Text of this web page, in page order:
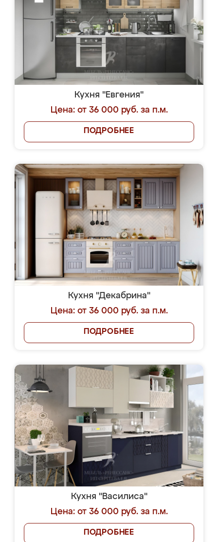
Кухня "Евгения"
Цена: от 36 000 руб. за п.м.
ПОДРОБНЕЕ
Кухня "Декабрина"
Цена: от 36 000 руб. за п.м.
ПОДРОБНЕЕ
Кухня "Василиса"
Цена: от 36 000 руб. за п.м.
ПОДРОБНЕЕ